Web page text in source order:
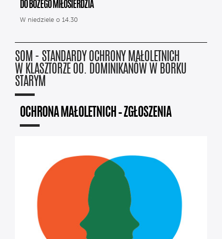
DO BOŻEGO MIŁOSIERDZIA
W niedziele o 14.30
SOM - STANDARDY OCHRONY MAŁOLETNICH
W KLASZTORZE OO. DOMINIKANÓW W BORKU
STARYM
OCHRONA MAŁOLETNICH – ZGŁOSZENIA